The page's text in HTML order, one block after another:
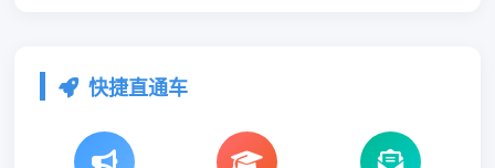
快捷直通车